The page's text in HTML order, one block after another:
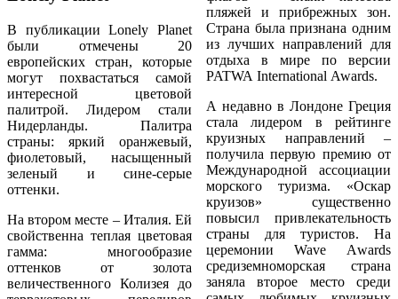
В публикации Lonely Planet
были отмечены 20
европейских стран, которые
могут похвастаться самой
интересной цветовой
палитрой. Лидером стали
Нидерланды. Палитра
страны: яркий оранжевый,
фиолетовый, насыщенный
зеленый и сине-серые
оттенки.
На втором месте – Италия. Ей
свойственна теплая цветовая
гамма: многообразие
оттенков от золота
величественного Колизея до
пляжей и прибрежных зон.
Страна была признана одним
из лучших направлений для
отдыха в мире по версии
PATWA International Awards.
А недавно в Лондоне Греция
стала лидером в рейтинге
круизных направлений –
получила первую премию от
Международной ассоциации
морского туризма. «Оскар
круизов» существенно
повысил привлекательность
страны для туристов. На
церемонии Wave Аwards
средиземноморская страна
заняла второе место среди